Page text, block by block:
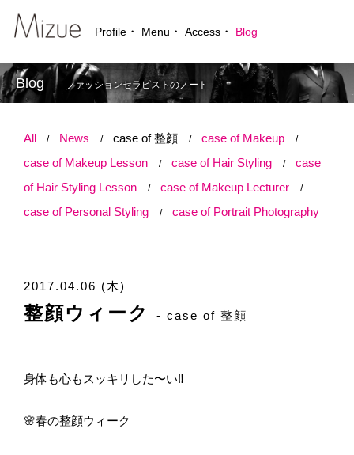
Profile Menu Access Blog
Blog - ファッションセラピストのノート
All News case of 整顔
case of Makeup
case of Makeup Lesson
case of Hair Styling
case
of Hair Styling Lesson
case of Makeup Lecturer
case of Personal Styling
case of Portrait Photography
2017.04.06 (木)
整顔ウィーク - case of 整顔
身体も心もスッキリした〜い‼️
🌸春の整顔ウィーク